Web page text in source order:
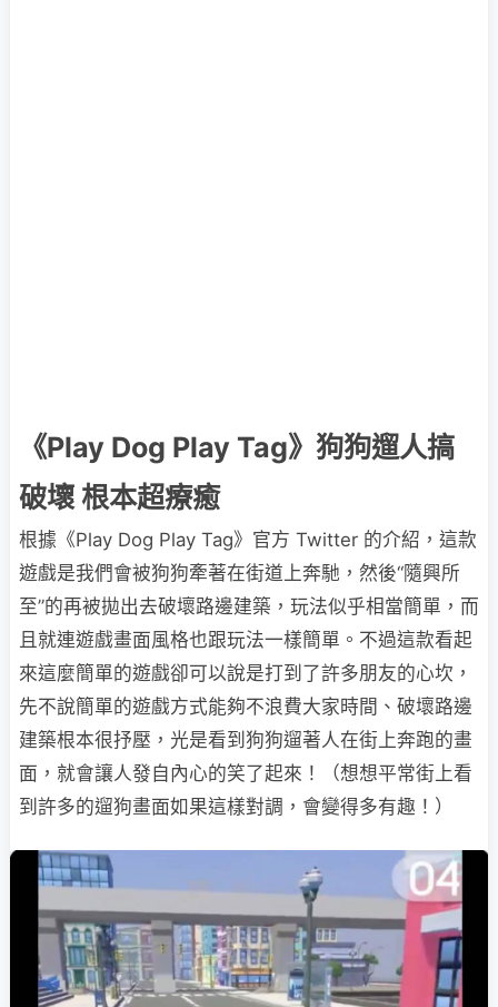
《Play Dog Play Tag》狗狗遛人搞
破壞 根本超療癒
根據《Play Dog Play Tag》官方 Twitter 的介紹，這款
遊戲是我們會被狗狗牽著在街道上奔馳，然後“隨興所
至”的再被拋出去破壞路邊建築，玩法似乎相當簡單，而
且就連遊戲畫面風格也跟玩法一樣簡單。不過這款看起
來這麼簡單的遊戲卻可以說是打到了許多朋友的心坎，
先不說簡單的遊戲方式能夠不浪費大家時間、破壞路邊
建築根本很抒壓，光是看到狗狗遛著人在街上奔跑的畫
面，就會讓人發自內心的笑了起來！（想想平常街上看
到許多的遛狗畫面如果這樣對調，會變得多有趣！）